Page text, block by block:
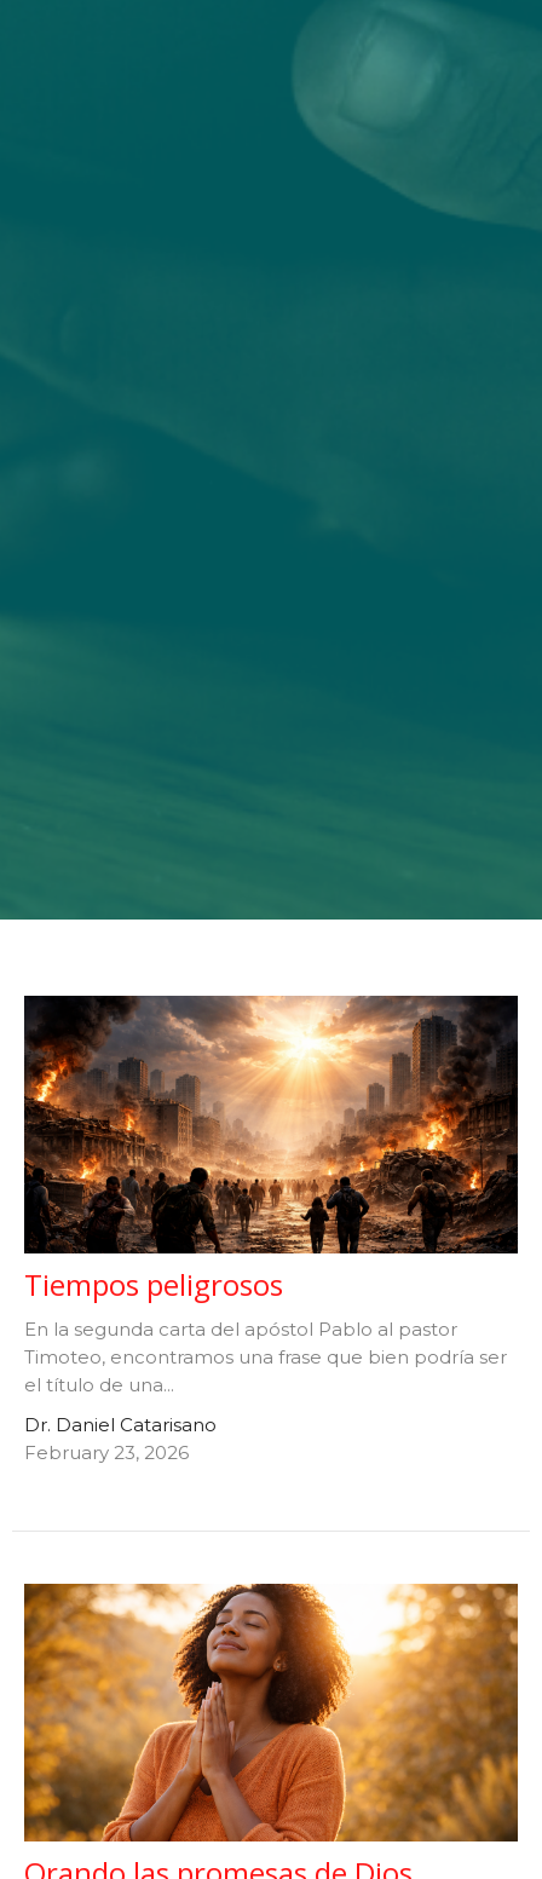
Tiempos peligrosos
En la segunda carta del apóstol Pablo al pastor
Timoteo, encontramos una frase que bien podría ser
el título de una...
Dr. Daniel Catarisano
February 23, 2026